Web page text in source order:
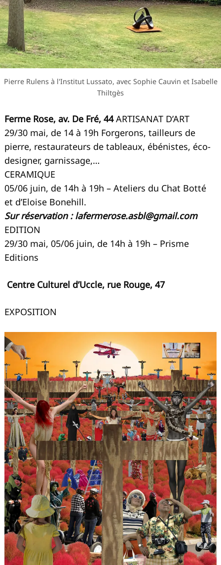
Pierre Rulens à l'Institut Lussato, avec Sophie Cauvin et Isabelle
Thiltgès
Ferme Rose, av. De Fré, 44ARTISANAT D’ART
29/30 mai, de 14 à 19h Forgerons, tailleurs de
pierre, restaurateurs de tableaux, ébénistes, éco-
designer, garnissage,…
CERAMIQUE
05/06 juin, de 14h à 19h – Ateliers du Chat Botté
et d’Eloise Bonehill.
Sur réservation :lafermerose.asbl@gmail.com
EDITION
29/30 mai, 05/06 juin, de 14h à 19h – Prisme
Editions
Centre Culturel d’Uccle, rue Rouge, 47
EXPOSITION